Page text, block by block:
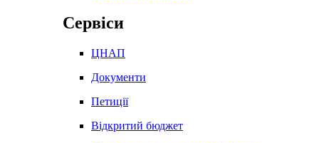
Сервіси
ЦНАП
Документи
Петиції
Відкритий бюджет